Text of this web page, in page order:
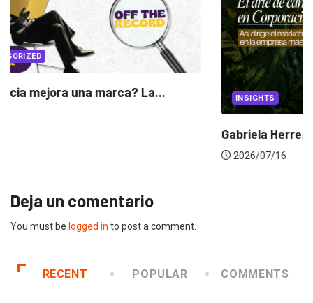
INSIGHTS
Gabriela Herrera y el arte de cambiarse...
Deja un comentario
You must be logged in to post a comment.
RECENT POPULAR COMMENTS